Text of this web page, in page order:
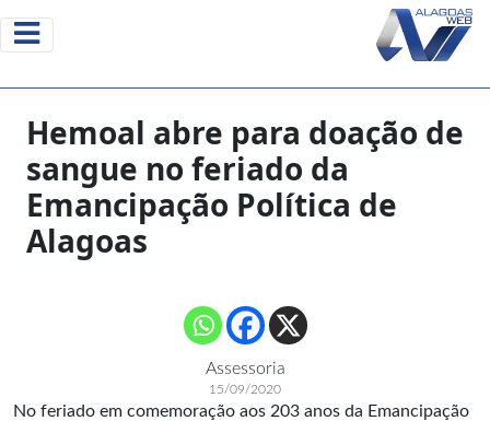
Hemoal abre para doação de
sangue no feriado da
Emancipação Política de
Alagoas
Assessoria
15/09/2020
No feriado em comemoração aos 203 anos da Emancipação